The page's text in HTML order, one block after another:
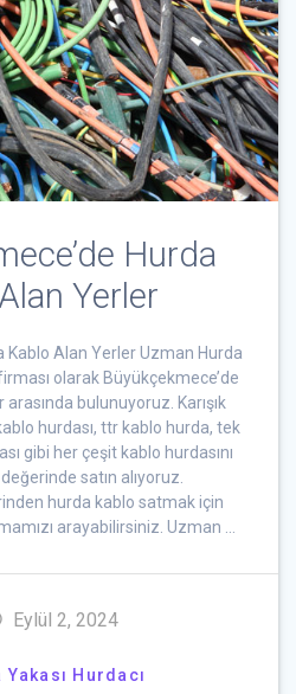
Hurda
Yerler
Kablo Alan Yerler Uzman Hurda
olarak Büyükçekmece’de
bulunuyoruz. Karışık
hurdası, ttr kablo hurda, tek
gibi her çeşit kablo hurdasını
satın alıyoruz.
hurda kablo satmak için
arayabilirsiniz. Uzman …
Eylül 2, 2024
Yakası Hurdacı